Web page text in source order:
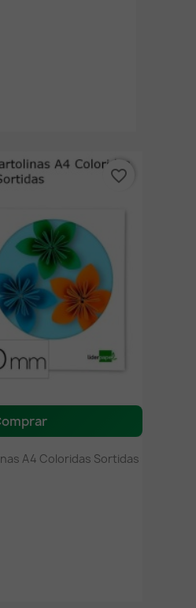
A4 Coloridas Sortidas
favorite_border